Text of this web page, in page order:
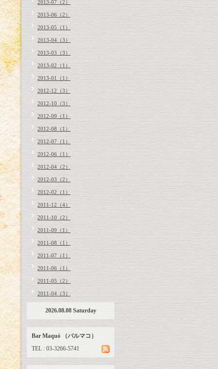
2013-07（2）
2013-06（2）
2013-05（1）
2013-04（3）
2013-03（3）
2013-02（1）
2013-01（1）
2012-12（3）
2012-10（3）
2012-09（1）
2012-08（1）
2012-07（1）
2012-06（1）
2012-04（2）
2012-03（2）
2012-02（1）
2011-12（4）
2011-10（2）
2011-09（1）
2011-08（1）
2011-07（1）
2011-06（1）
2011-05（2）
2011-04（3）
2026.08.08 Saturday
Bar Maquó （バルマコ）
TEL : 03-3266-5741